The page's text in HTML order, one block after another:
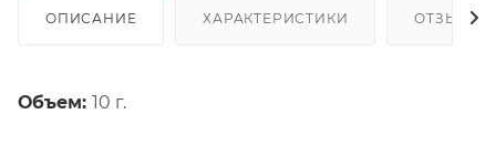
ОПИСАНИЕ ХАРАКТЕРИСТИКИ ОТЗЫВЫ
Объем: 10 г.